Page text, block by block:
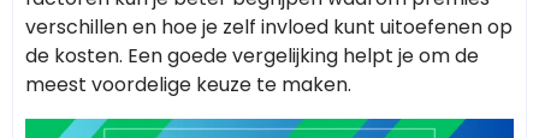
verschillen en hoe je zelf invloed kunt uitoefenen op
de kosten. Een goede vergelijking helpt je om de
meest voordelige keuze te maken.